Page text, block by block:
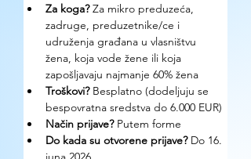
Za koga? Za mikro preduzeća,
zadruge, preduzetnike/ce i
udruženja građana u vlasništvu
žena, koja vode žene ili koja
zapošljavaju najmanje 60% žena
Troškovi? Besplatno (dodeljuju se
bespovratna sredstva do 6.000 EUR)
Način prijave? Putem forme
Do kada su otvorene prijave? Do 16.